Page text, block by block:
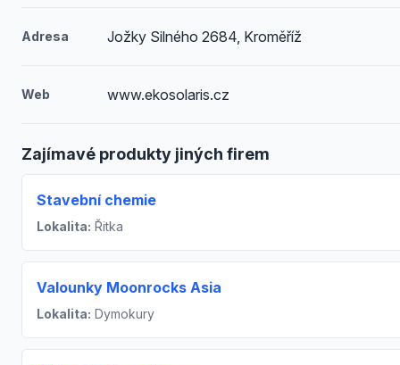
Adresa Jožky Silného 2684, Kroměříž
Web www.ekosolaris.cz
Zajímavé produkty jiných firem
Stavební chemie
Lokalita: Řitka
Valounky Moonrocks Asia
Lokalita: Dymokury